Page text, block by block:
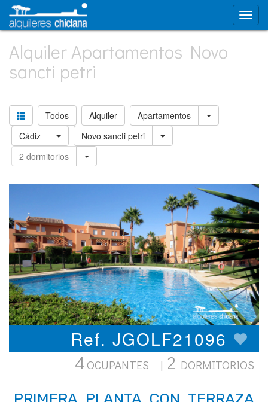
Alquiler Apartamentos Novo
sancti petri
Todos Alquiler
Apartamentos
Cádiz
Novo sancti petri
2 dormitorios
Ref. JGOLF21096
4 OCUPANTES | 2 DORMITORIOS